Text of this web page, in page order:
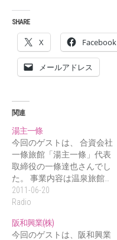
SHARE
X Facebook
メールアドレス
関連
湯主一條
今回のゲストは、 合資会社
一條旅館「湯主一條」代表
取締役の一條達也さんでし
た。 事業内容は温泉旅館…
2011-06-20
Radio
阪和興業(株)
今回のゲストは、阪和興業